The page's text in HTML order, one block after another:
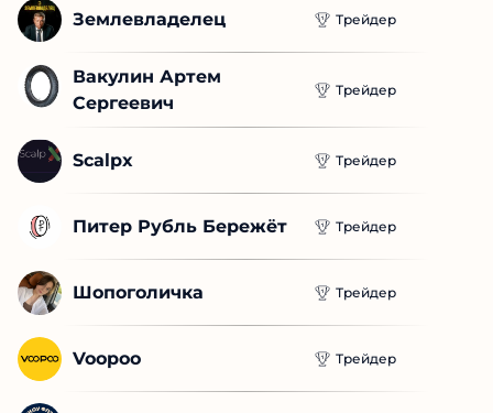
Землевладелец Трейдер
Вакулин Артем
Сергеевич
Трейдер
Scalpx Трейдер
Питер Рубль Бережёт Трейдер
Шопоголичка Трейдер
Voopoo Трейдер